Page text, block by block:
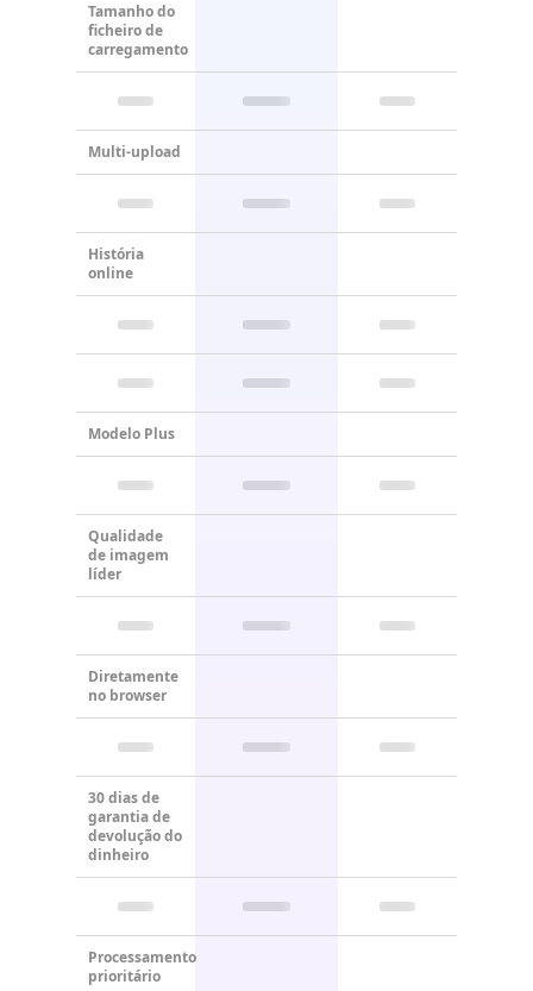
Tamanho do
ficheiro de
carregamento
Multi-upload
História
online
Modelo Plus
Qualidade
de imagem
líder
Diretamente
no browser
30 dias de
garantia de
devolução do
dinheiro
Processamento
prioritário